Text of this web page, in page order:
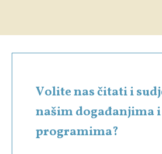
Volite nas čitati i
našim događanjima i
programima?